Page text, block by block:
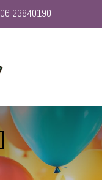
06 23840190